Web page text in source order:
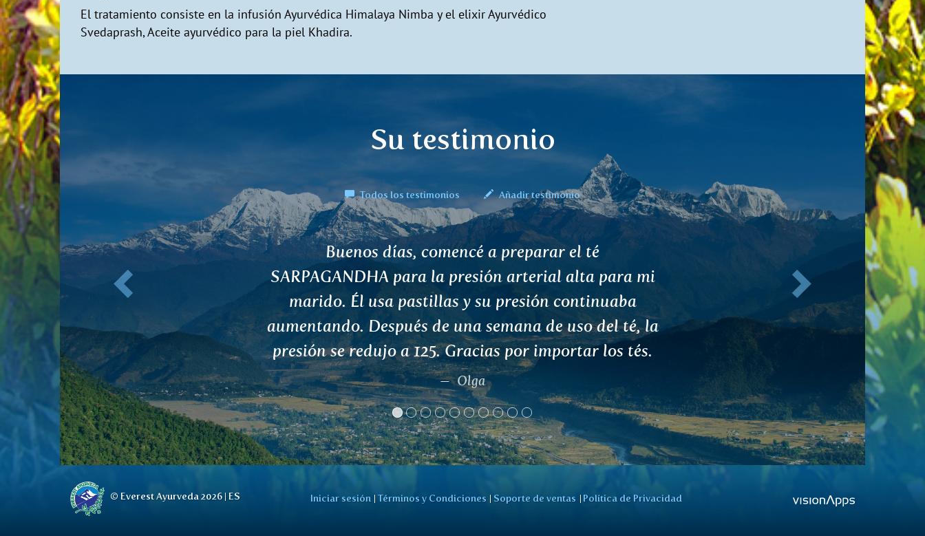
El tratamiento consiste en la infusión Ayurvédica Himalaya Nimba y el elixir Ayurvédico
Svedaprash, Aceite ayurvédico para la piel Khadira.
Su testimonio
Todos los testimonios Añadir testimonio
Hola, me enamoré inmediatamente de sus mezclas de
hierbas. Compré 2 de terapias ayurvedicas para
probarlas y el efecto fue inmediato. Después de una
sesión con un médico ayurvédico, también probé sus
tés dosha y sólo 2 tazas de delicioso té PITTA al día
tienen un efecto increíblemente beneficioso. Me siento
mucho más equilibrada y mi pelo ha dejado de caerse
después de años. Pienso intentar rotar algunas
costras durante el año y estoy muy emocionada de ver
los resultados. Muchas gracias
Anna R.
Anterior Siguiente